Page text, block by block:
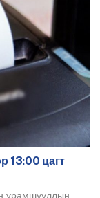
13:00 цагт
урамшууллын